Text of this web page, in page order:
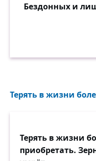
Бездонных и
Терять в жизни
Терять в жизни
приобретать.